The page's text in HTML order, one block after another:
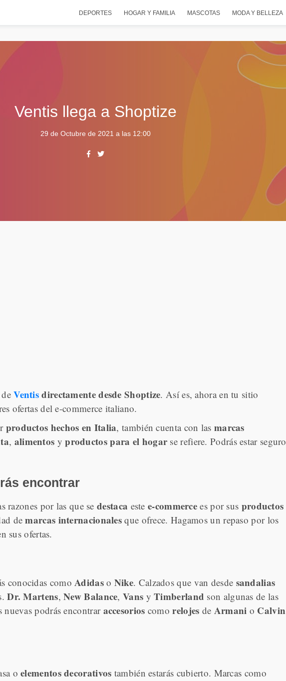
DEPORTES HOGAR Y FAMILIA MASCOTAS MODA Y BELLEZA
Ventis llega a Shoptize
29 de Octubre de 2021 a las 12:00
deVentisdirectamente desde Shoptize. Así es, ahora en tu sitio
ofertas del e-commerce italiano.
productos hechos en Italia, también cuenta con las marcas
, alimentos yproductos para el hogarse refiere. Podrás estar seguro
encontrar
razones por las que sedestaca estee-commerce es por sus productos
demarcas internacionales que ofrece. Hagamos un repaso por los
sus ofertas.
conocidas comoAdidaso Nike. Calzados que van desde sandalias
Dr. Martens,New Balance,Vans yTimberland son algunas de las
nuevas podrás encontraraccesorios comorelojes de Armani o Calvin
oelementos decorativos también estarás cubierto. Marcas como